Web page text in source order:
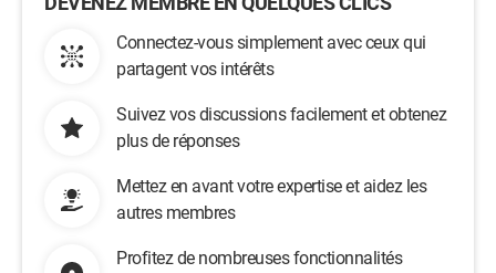
Connectez-vous simplement avec ceux qui
partagent vos intérêts
Suivez vos discussions facilement et obtenez
plus de réponses
Mettez en avant votre expertise et aidez les
autres membres
Profitez de nombreuses fonctionnalités